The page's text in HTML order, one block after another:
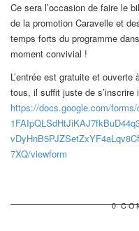
Ce sera l’occasion de faire le
de la promotion Caravelle et
temps forts du programme
moment convivial !
L’entrée est gratuite et ouverte
tous, il suffit juste de s’inscrire
https://docs.google.com/
7XQ/viewform
0